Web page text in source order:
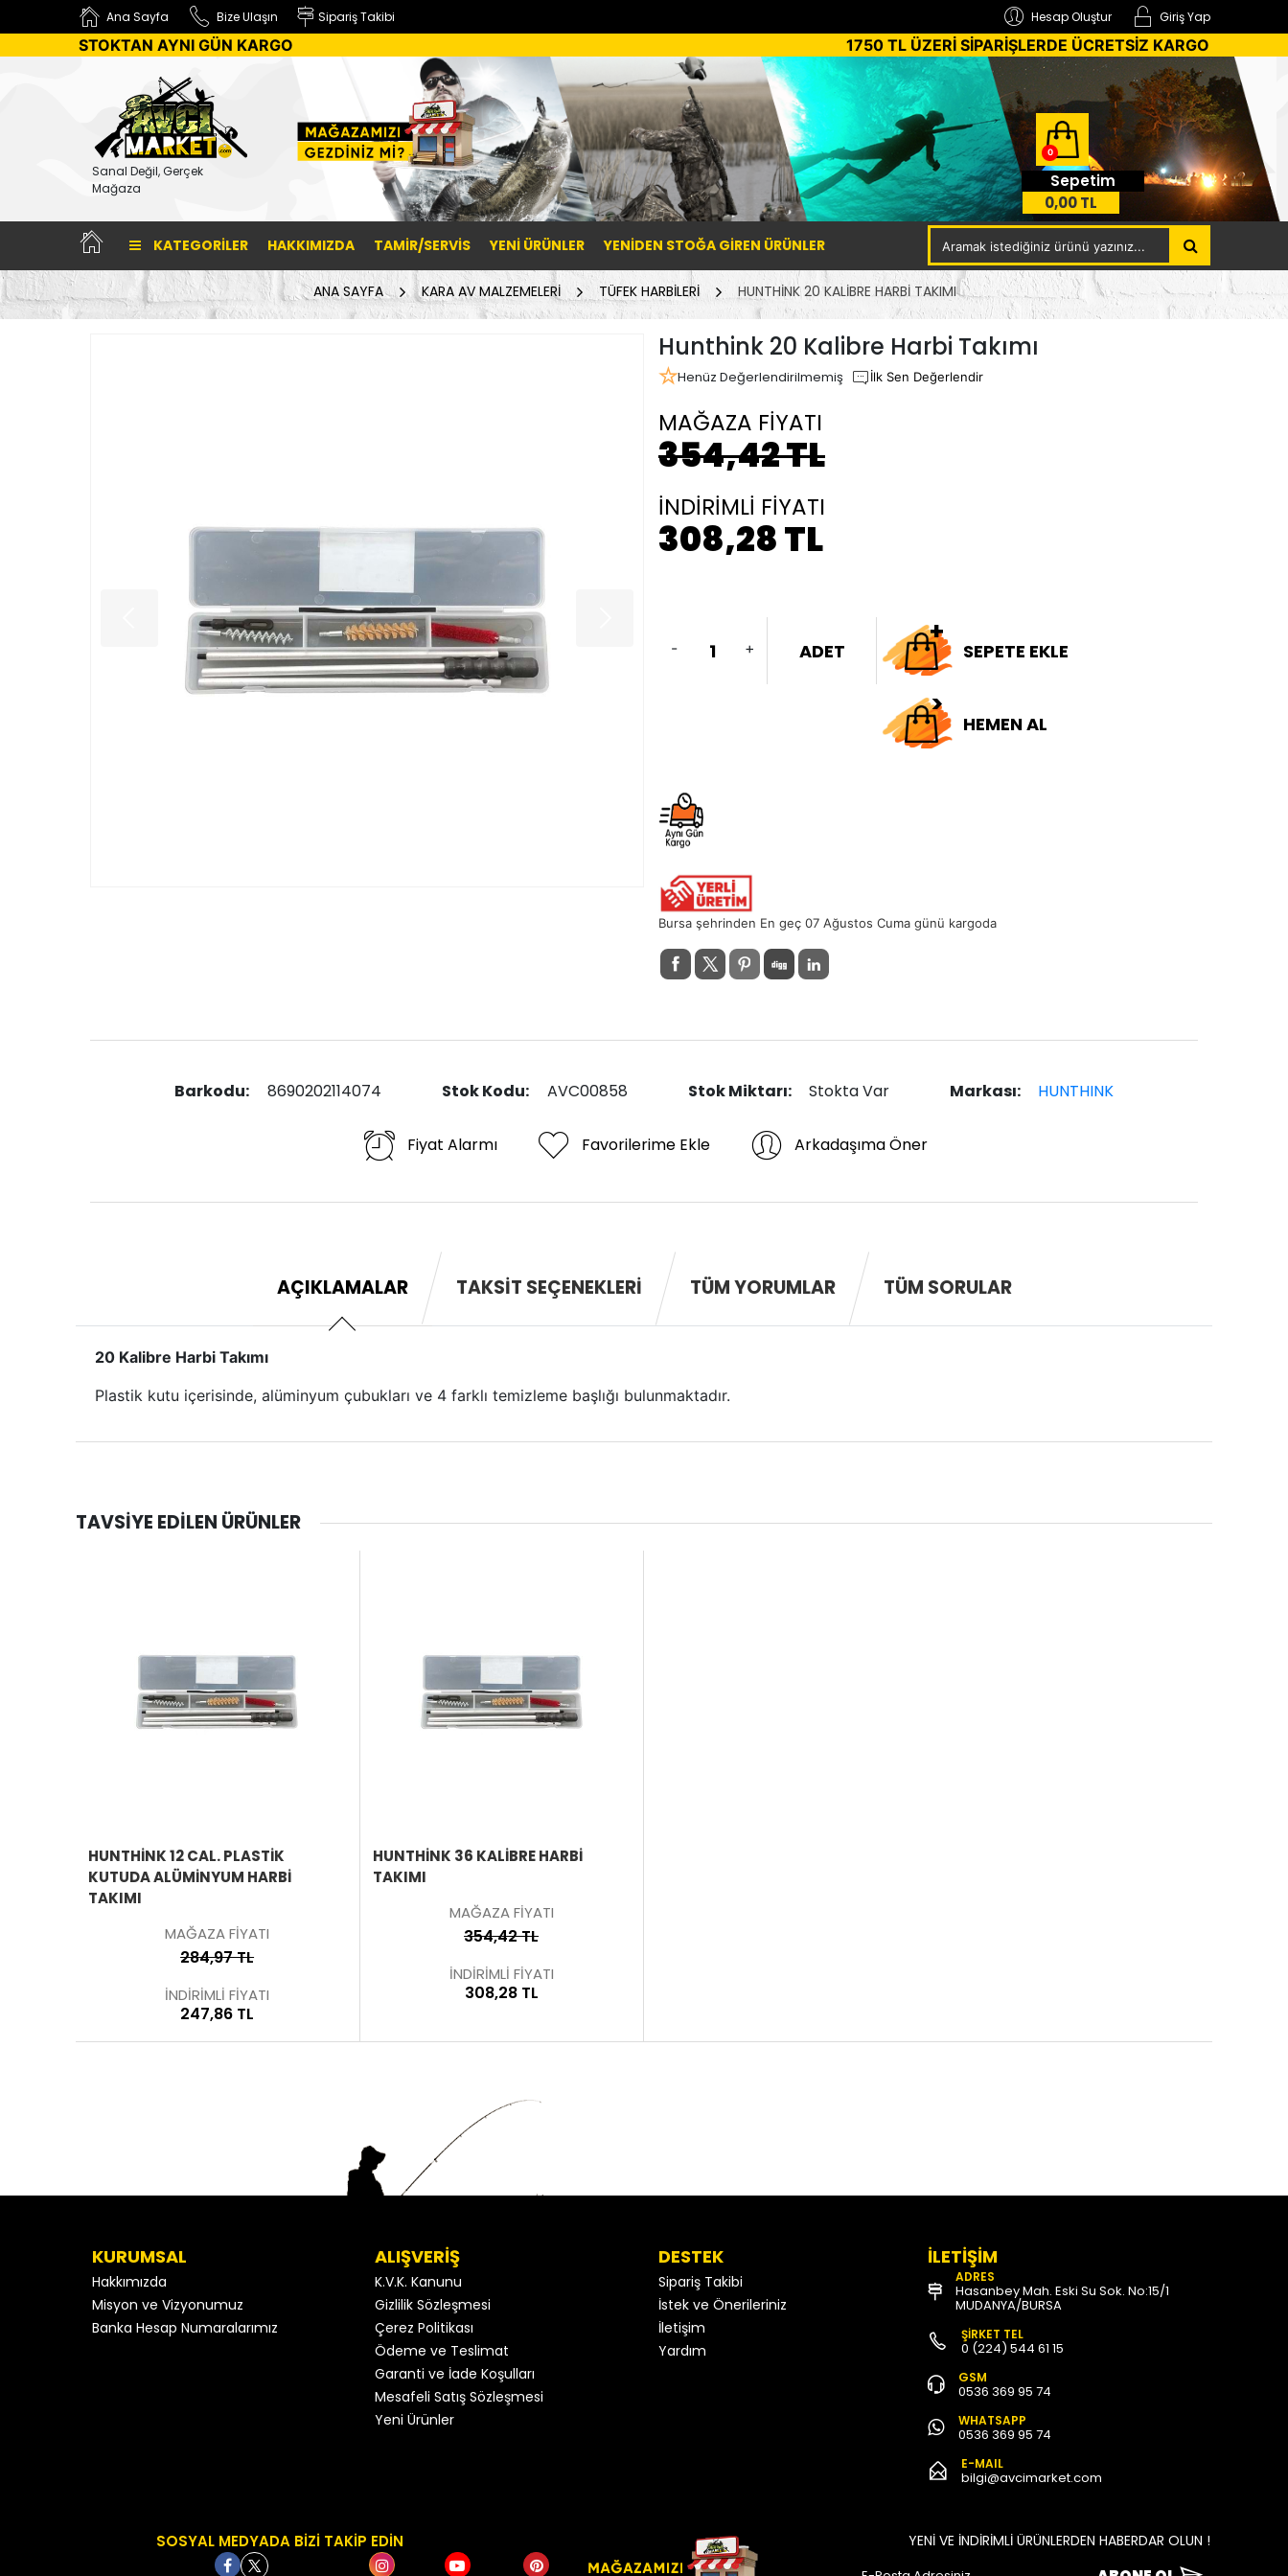
Ana Sayfa Bize Ulaşın Sipariş Takibi Giriş Yap
Hesap Oluştur
STOKTAN AYNI GÜN KARGO 1750 TL ÜZERİ SİPARİŞLERDE ÜCRETSİZ KARGO
Sanal Değil, Gerçek
Mağaza
0
Sepetim
0,00 TL
KATEGORILER HAKKIMIZDA TAMİR/SERVİS YENI ÜRÜNLER YENIDEN STOĞA GIREN ÜRÜNLER
ANA SAYFA KARA AV MALZEMELERİ TÜFEK HARBİLERİ HUNTHINK 20 KALIBRE HARBI TAKIMI
Hunthink 20 Kalibre Harbi Takımı
Henüz Değerlendirilmemiş İlk Sen Değerlendir
MAĞAZA FİYATI
354,42 TL
İNDİRİMLİ FİYATI
308,28 TL
- + ADET SEPETE EKLE
HEMEN AL
Bursa şehrinden En geç 07 Ağustos Cuma günü kargoda
Barkodu: 8690202114074 Stok Kodu: AVC00858 Stok Miktarı: Stokta Var Markası: HUNTHINK
Fiyat Alarmı Favorilerime Ekle Arkadaşıma Öner
AÇIKLAMALAR TAKSIT SEÇENEKLERI TÜM YORUMLAR TÜM SORULAR
20 Kalibre Harbi Takımı
Plastik kutu içerisinde, alüminyum çubukları ve 4 farklı temizleme başlığı bulunmaktadır.
TAVSIYE EDILEN ÜRÜNLER
HUNTHİNK 12 CAL. PLASTİK
KUTUDA ALÜMİNYUM HARBİ
TAKIMI
MAĞAZA FİYATI
284,97 TL
İNDİRİMLİ FİYATI
247,86 TL
HUNTHINK 36 KALIBRE HARBI
TAKIMI
MAĞAZA FİYATI
354,42 TL
İNDİRİMLİ FİYATI
308,28 TL
KURUMSAL
Hakkımızda
Misyon ve Vizyonumuz
Banka Hesap Numaralarımız
ALIŞVERİŞ
K.V.K. Kanunu
Gizlilik Sözleşmesi
Çerez Politikası
Ödeme ve Teslimat
Garanti ve İade Koşulları
Mesafeli Satış Sözleşmesi
Yeni Ürünler
DESTEK
Sipariş Takibi
İstek ve Önerileriniz
İletişim
Yardım
İLETİŞİM
ADRES
Hasanbey Mah. Eski Su Sok. No:15/1
MUDANYA/BURSA
ŞİRKET TEL
0 (224) 544 61 15
GSM
0536 369 95 74
WHATSAPP
0536 369 95 74
E-MAIL
bilgi@avcimarket.com
SOSYAL MEDYADA BİZİ TAKİP EDİN YENİ VE İNDİRİMLİ ÜRÜNLERDEN HABERDAR OLUN !